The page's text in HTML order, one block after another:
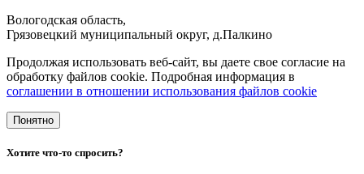
Вологодская область,
Грязовецкий муниципальный округ, д.Палкино
Продолжая использовать веб-сайт, вы даете свое согласие на
обработку файлов cookie. Подробная информация в
cоглашении в отношении использования файлов cookie
Понятно
Хотите что-то спросить?